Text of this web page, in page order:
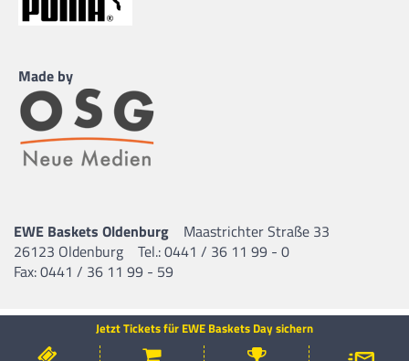
Jetzt Tickets für EWE Baskets Day sichern
Made by
EWE Baskets Oldenburg
Maastrichter Straße 33
26123 Oldenburg
Tel.: 0441 / 36 11 99 - 0
Fax: 0441 / 36 11 99 - 59